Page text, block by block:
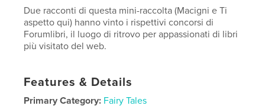
Due racconti di questa mini-raccolta (Macigni e Ti
aspetto qui) hanno vinto i rispettivi concorsi di
Forumlibri, il luogo di ritrovo per appassionati di libri
più visitato del web.
Features & Details
Primary Category: Fairy Tales